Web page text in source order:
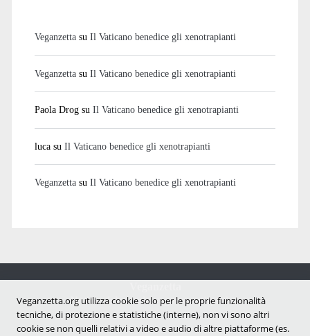
Veganzettasu Il Vaticano benedice gli xenotrapianti
Veganzettasu Il Vaticano benedice gli xenotrapianti
Paola Drogsu Il Vaticano benedice gli xenotrapianti
lucasu Il Vaticano benedice gli xenotrapianti
Veganzettasu Il Vaticano benedice gli xenotrapianti
Notizie dal mondo vegan e antispecista
Veganzetta.org utilizza cookie solo per le proprie funzionalità
tecniche, di protezione e statistiche (interne), non vi sono altri
cookie se non quelli relativi a video e audio di altre piattaforme (es.